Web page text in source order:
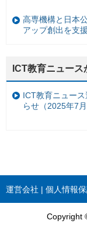
高専機構と日本
アップ創出を支
ICT教育ニュー
ICT教育ニュー
らせ（2025年7月
運営会社 個人情報
Copyright